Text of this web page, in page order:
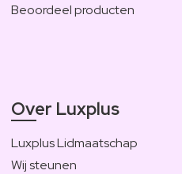
Beoordeel producten
Over Luxplus
Luxplus Lidmaatschap
Wij steunen